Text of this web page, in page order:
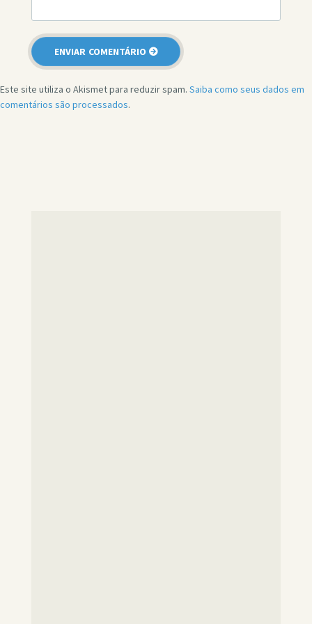
Este site utiliza o Akismet para reduzir spam. Saiba como seus dados em
comentários são processados.